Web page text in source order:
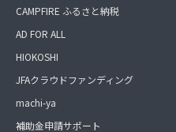
CAMPFIRE ふるさと納税
AD FOR ALL
HIOKOSHI
JFAクラウドファンディング
machi-ya
補助金申請サポート